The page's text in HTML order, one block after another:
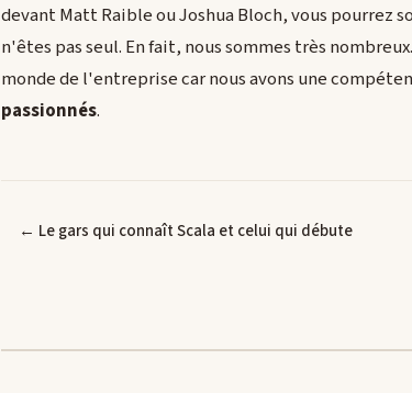
devant Matt Raible ou Joshua Bloch, vous pourrez
n'êtes pas seul. En fait, nous sommes très
monde de l'entreprise car nous avons une
passionnés.
← Le gars qui connaît Scala et celui qui débute